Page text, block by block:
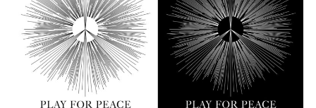
【TALK】ジョー横溝、木村ゆかり、インナさん
【LIVE】片平里菜
【LIVE】清春
【LIVE】セッション